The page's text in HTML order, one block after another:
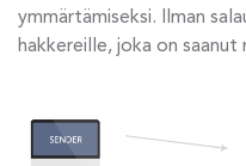
ymmärtämiseksi. Ilman
hakkereille, joka on saanut